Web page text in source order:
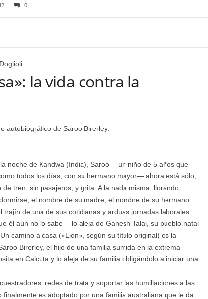
0
la vida contra la
autobiográfico de Saroo Birerley.
noche de Kandwa (India), Saroo —un niño de 5 años que
todos los días, con su hermano mayor— ahora está sólo,
tren, sin pasajeros, y grita. A la nada misma, llorando,
el nombre de su madre, el nombre de su hermano
de una de sus cotidianas y arduas jornadas laborales.
él aún no lo sabe— lo aleja de Ganesh Talai, su pueblo natal
camino a casa («Lion», según su título original) es la
Birerley, el hijo de una familia sumida en la extrema
en Calcuta y lo aleja de su familia obligándolo a iniciar una
redes de trata y soportar las humillaciones a las
es adoptado por una familia australiana que le da